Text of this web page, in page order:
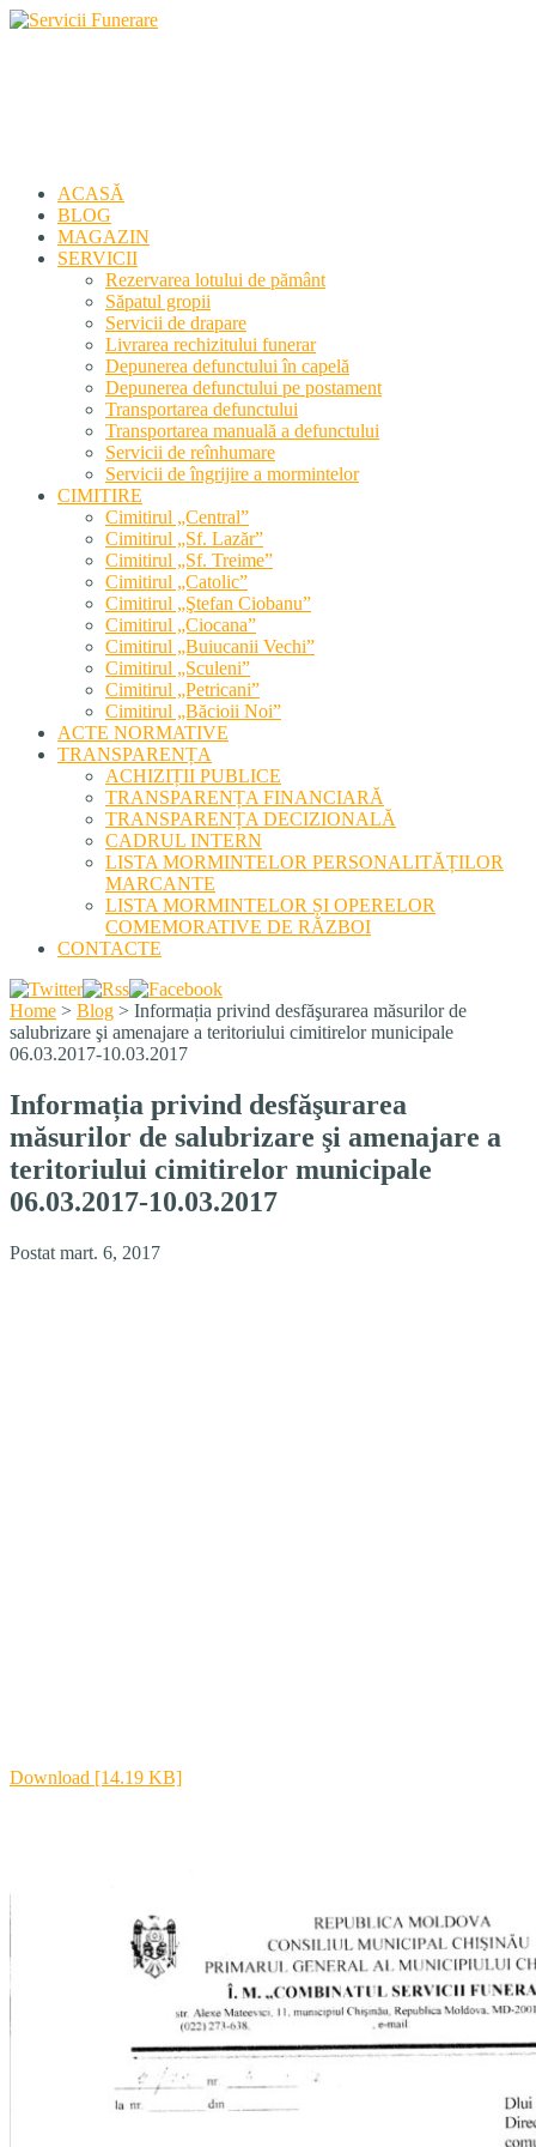
ACASĂ
BLOG
MAGAZIN
SERVICII
Rezervarea lotului de pământ
Săpatul gropii
Servicii de drapare
Livrarea rechizitului funerar
Depunerea defunctului în capelă
Depunerea defunctului pe postament
Transportarea defunctului
Transportarea manuală a defunctului
Servicii de reînhumare
Servicii de îngrijire a mormintelor
CIMITIRE
Cimitirul „Central”
Cimitirul „Sf. Lazăr”
Cimitirul „Sf. Treime”
Cimitirul „Catolic”
Cimitirul „Ştefan Ciobanu”
Cimitirul „Ciocana”
Cimitirul „Buiucanii Vechi”
Cimitirul „Sculeni”
Cimitirul „Petricani”
Cimitirul „Băcioii Noi”
ACTE NORMATIVE
TRANSPARENȚA
ACHIZIȚII PUBLICE
TRANSPARENȚA FINANCIARĂ
TRANSPARENȚA DECIZIONALĂ
CADRUL INTERN
LISTA MORMINTELOR PERSONALITĂȚILOR
MARCANTE
LISTA MORMINTELOR ȘI OPERELOR
COMEMORATIVE DE RĂZBOI
CONTACTE
Home > Blog > Informația privind desfăşurarea măsurilor de
salubrizare şi amenajare a teritoriului cimitirelor municipale
06.03.2017-10.03.2017
Informația privind desfăşurarea
măsurilor de salubrizare şi amenajare a
teritoriului cimitirelor municipale
06.03.2017-10.03.2017
Postat mart. 6, 2017
Download [14.19 KB]